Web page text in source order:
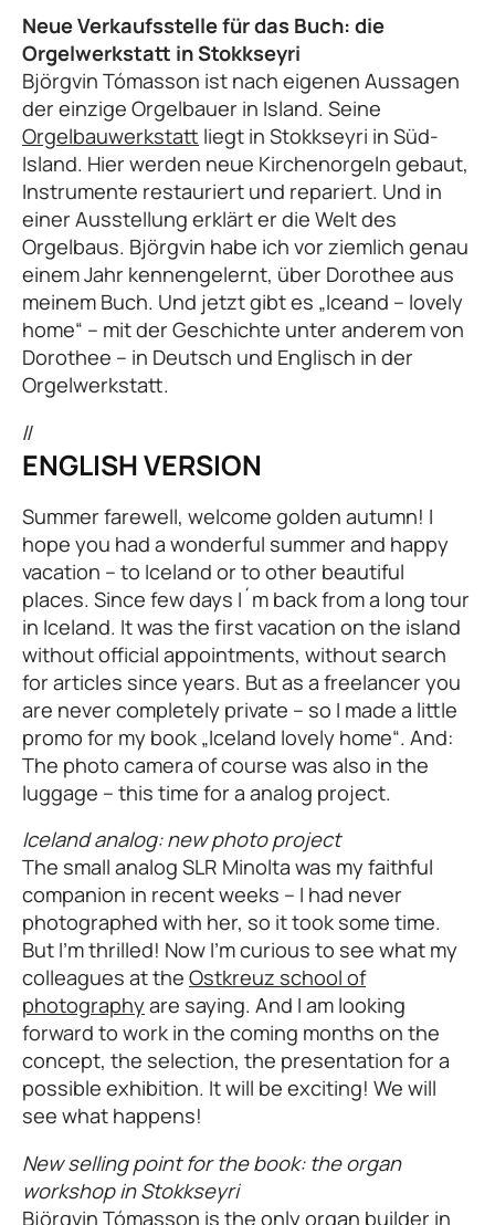
Neue Verkaufsstelle für das Buch: die
Orgelwerkstatt in Stokkseyri
Björgvin Tómasson ist nach eigenen Aussagen
der einzige Orgelbauer in Island. Seine
Orgelbauwerkstatt liegt in Stokkseyri in Süd-
Island. Hier werden neue Kirchenorgeln gebaut,
Instrumente restauriert und repariert. Und in
einer Ausstellung erklärt er die Welt des
Orgelbaus. Björgvin habe ich vor ziemlich genau
einem Jahr kennengelernt, über Dorothee aus
meinem Buch. Und jetzt gibt es „Iceand – lovely
home“ – mit der Geschichte unter anderem von
Dorothee – in Deutsch und Englisch in der
Orgelwerkstatt.
//
ENGLISH VERSION
Summer farewell, welcome golden autumn! I
hope you had a wonderful summer and happy
vacation – to Iceland or to other beautiful
places. Since few days I´m back from a long tour
in Iceland. It was the first vacation on the island
without official appointments, without search
for articles since years. But as a freelancer you
are never completely private – so I made a little
promo for my book „Iceland lovely home“. And:
The photo camera of course was also in the
luggage – this time for a analog project.
Iceland analog: new photo project
The small analog SLR Minolta was my faithful
companion in recent weeks – I had never
photographed with her, so it took some time.
But I’m thrilled! Now I’m curious to see what my
colleagues at the Ostkreuz school of
photographyare saying. And I am looking
forward to work in the coming months on the
concept, the selection, the presentation for a
possible exhibition. It will be exciting! We will
see what happens!
New selling point for the book: the organ
workshop in Stokkseyri
Björgvin Tómasson is the only organ builder in